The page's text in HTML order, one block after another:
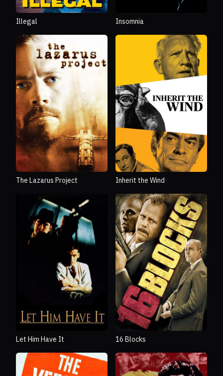
Illegal Insomnia
The Lazarus Project Inherit the Wind
Let Him Have It 16 Blocks